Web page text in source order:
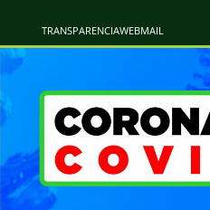
TRANSPARENCIAWEBMAIL